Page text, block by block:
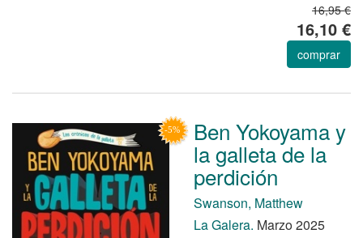
16,95 €
16,10 €
comprar
Ben Yokoyama y
la galleta de la
perdición
Swanson, Matthew
La Galera. Marzo 2025